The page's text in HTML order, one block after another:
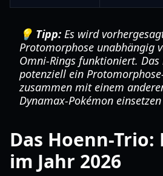
💡 Tipp: Es wird
Protomorphose unabhängig
Omni-Rings funktioniert. Das
potenziell ein
zusammen mit einem
Dynamax-Pokémon
Das Hoenn-Trio:
im Jahr 2026